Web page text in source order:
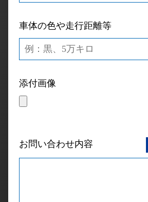
車体の色や走行距離等
添付画像
お問い合わせ内容